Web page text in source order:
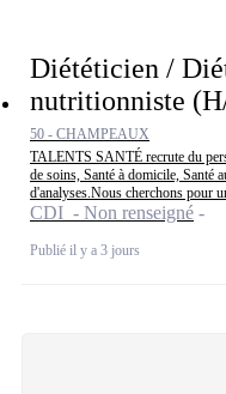
Diététicien /
nutritionniste
50 - CHAMPEAUX
TALENTS SANTÉ recrute du
de soins, Santé à domicile, Santé
d'analyses.Nous cherchons pour
CDI - Non renseigné
Publié il y a 3 jours